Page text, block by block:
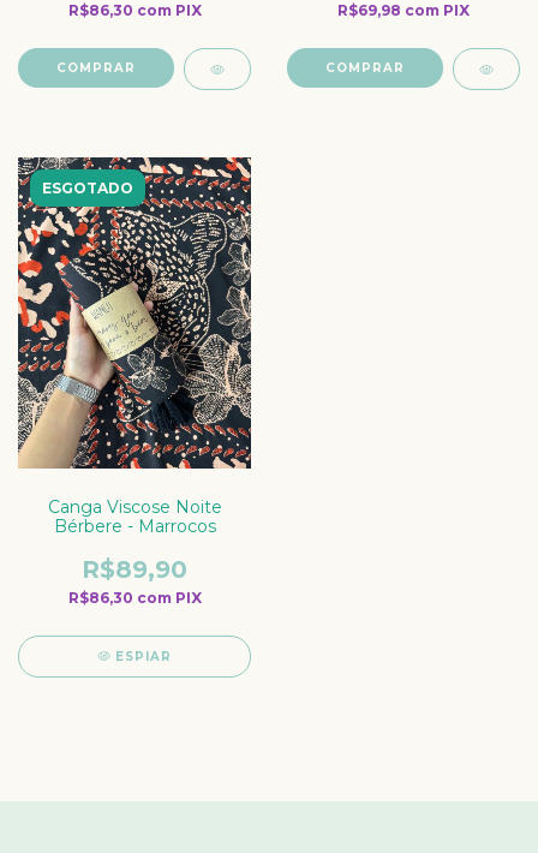
R$86,30 com PIX
COMPRAR
R$69,98 com PIX
COMPRAR
ESGOTADO
Canga Viscose Noite
Bérbere - Marrocos
R$89,90
R$86,30 com PIX
ESPIAR